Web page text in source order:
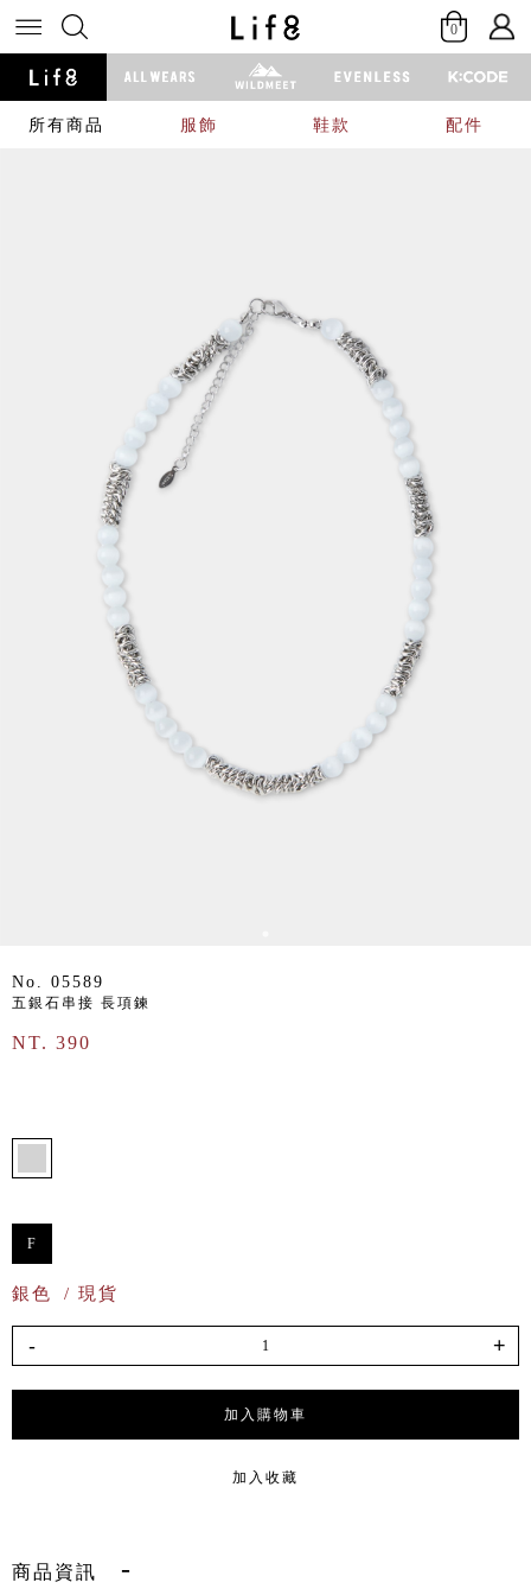
0
所有商品 服飾 鞋款 配件
No. 05589
五銀石串接 長項鍊
NT. 390
F
銀色 / 現貨
- +
加入購物車
加入收藏
商品資訊